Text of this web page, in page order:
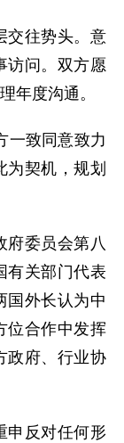
往势头。意
访问。双方愿
年度沟通。
致同意致力
为契机，规划
委员会第八
有关部门代表
国外长认为中
位合作中发挥
政府、行业协
反对任何形